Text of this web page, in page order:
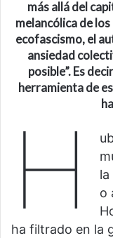
más allá del
melancólica de los
ecofascismo, el
ansiedad
posible”. Es
herramienta de
H
o
ha filtrado en la